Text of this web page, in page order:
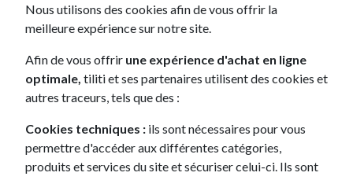
Nous utilisons des cookies afin de vous offrir la
meilleure expérience sur notre site.
Afin de vous offrir une expérience d'achat en ligne
optimale, tiliti et ses partenaires utilisent des cookies et
autres traceurs, tels que des :
Cookies techniques : ils sont nécessaires pour vous
permettre d'accéder aux différentes catégories,
produits et services du site et sécuriser celui-ci. Ils sont
SANS APPORT